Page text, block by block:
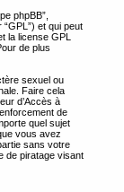
phpBB”,
“GPL”) et qui peut
la license GPL
de plus
sexuel ou
Faire cela
d’Accès à
de
quel sujet
vous avez
sans votre
de piratage visant